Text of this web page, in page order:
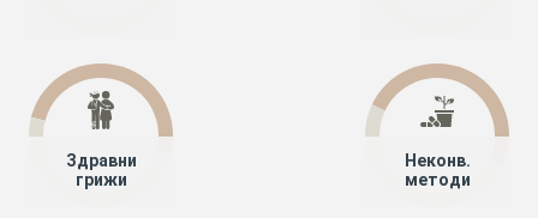
Здравни
грижи
Неконв.
методи